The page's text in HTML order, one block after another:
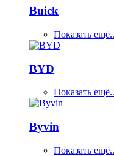
Buick
Показать
BYD
Показать
Byvin
Показать